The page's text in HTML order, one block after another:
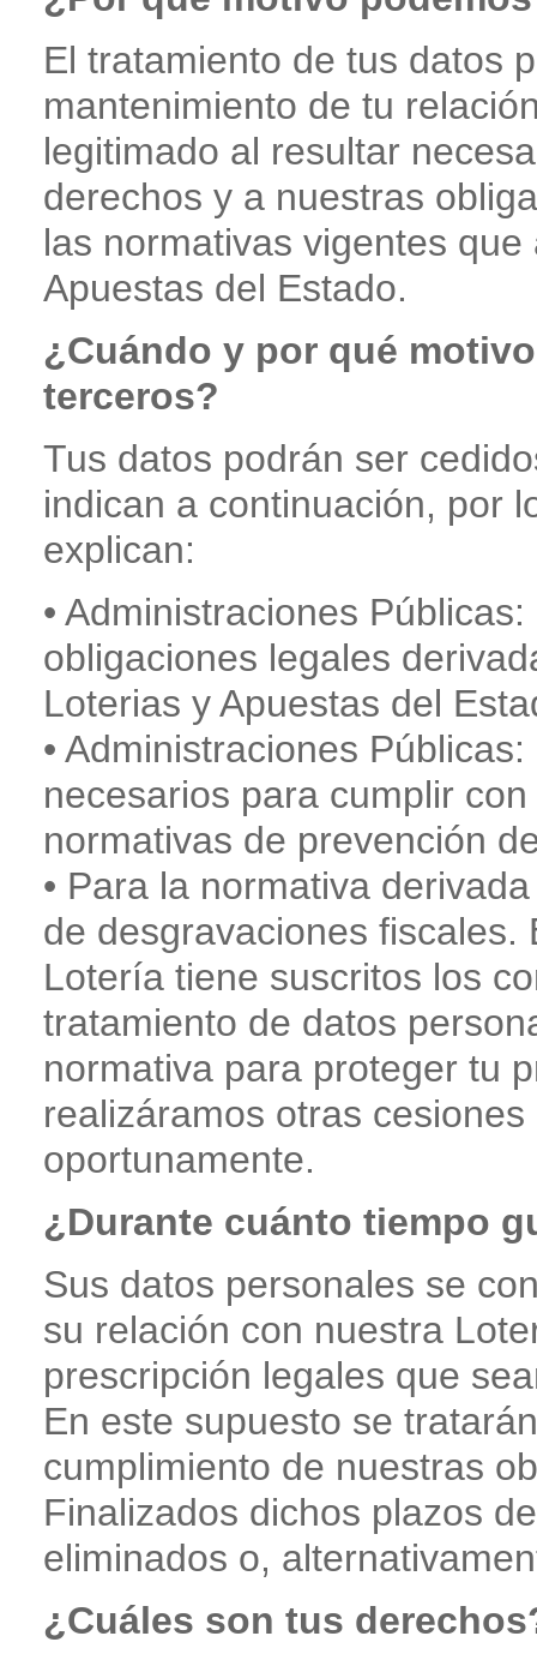
El tratamiento de tus datos
mantenimiento de tu
legitimado al resultar
derechos y a nuestras
las normativas vigentes
Apuestas del Estado.
¿Cuándo y por qué
terceros?
Tus datos podrán ser
indican a continuación, por
explican:
• Administraciones
obligaciones legales
Loterias y Apuestas del
• Administraciones
necesarios para cumplir
normativas de prevención
• Para la normativa
de desgravaciones
Lotería tiene suscritos los
tratamiento de datos
normativa para proteger tu
realizáramos otras
oportunamente.
¿Durante cuánto tiempo
Sus datos personales se
su relación con nuestra
prescripción legales que
En este supuesto se
cumplimiento de nuestras
Finalizados dichos plazos
eliminados o,
¿Cuáles son tus